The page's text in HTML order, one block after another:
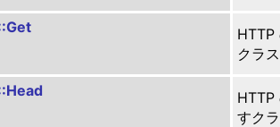
HTTP
クラ
HTTP
すク